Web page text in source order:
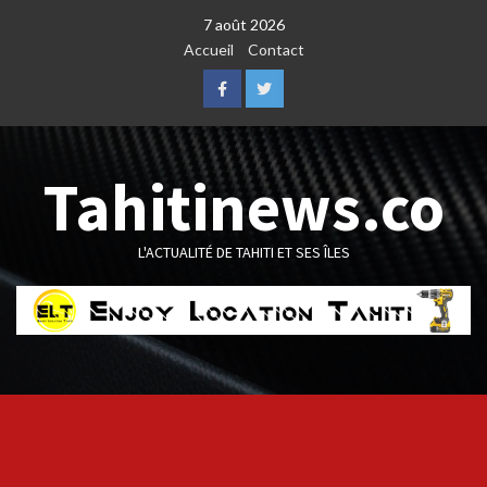
7 août 2026
Accueil
Contact
FacebookTwitter
Tahitinews.co
L'ACTUALITÉ DE TAHITI ET SES ÎLES